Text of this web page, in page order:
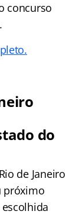
concurso
do
de Janeiro
próximo